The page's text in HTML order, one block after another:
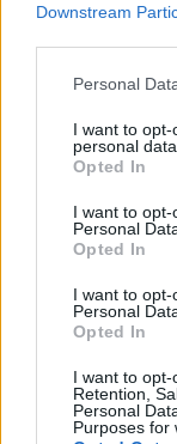
Downstream
Please note that
not limited to
grant or deny
use your data for
consent section.
Personal
I want to
personal data.
Opted In
I want to
Personal
Opted In
I want to
Personal
Opted In
I want to opt-
Retention,
Personal
Purposes for
circa un anno
Confronto
Sebbene il
sulla
in Corea (Sud)
rispetto alle
Maschio
Femmina